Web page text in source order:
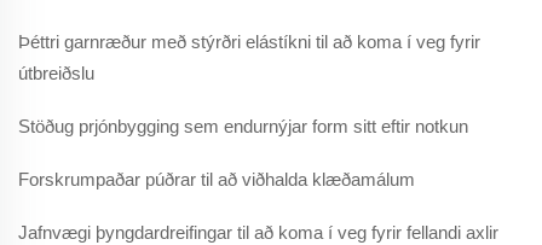
Þéttri garnræður með stýrðri elástíkni til að koma í veg fyrir
útbreiðslu
Stöðug prjónbygging sem endurnýjar form sitt eftir notkun
Forskrumpaðar púðrar til að viðhalda klæðamálum
Jafnvægi þyngdardreifingar til að koma í veg fyrir fellandi axlir